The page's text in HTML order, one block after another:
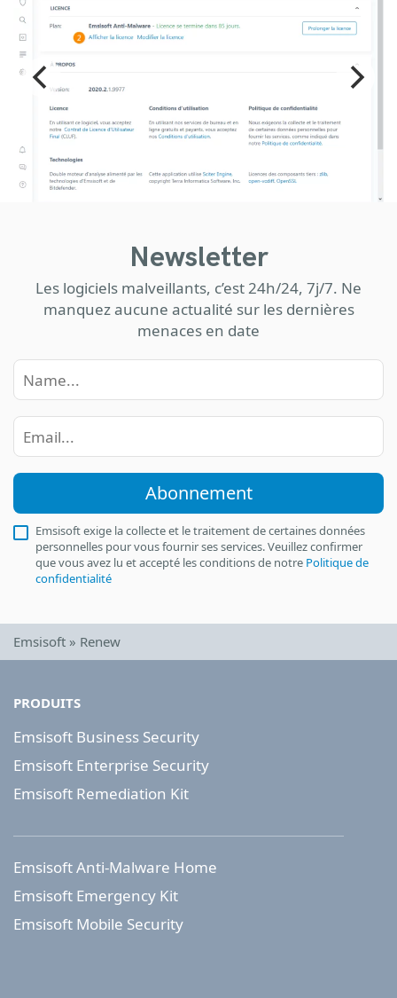
Newsletter
Les logiciels malveillants, c’est 24h/24, 7j/7. Ne
manquez aucune actualité sur les dernières
menaces en date
Abonnement
Emsisoft exige la collecte et le traitement de certaines données
personnelles pour vous fournir ses services. Veuillez confirmer
que vous avez lu et accepté les conditions de notre Politique de
confidentialité
Emsisoft » Renew
PRODUITS
Emsisoft Business Security
Emsisoft Enterprise Security
Emsisoft Remediation Kit
Emsisoft Anti-Malware Home
Emsisoft Emergency Kit
Emsisoft Mobile Security